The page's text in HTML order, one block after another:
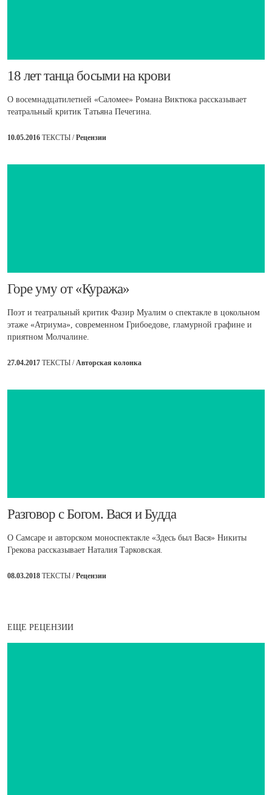
​18 лет танца босыми на крови
О восемнадцатилетней «Саломее» Романа Виктюка рассказывает
театральный критик Татьяна Печегина.
10.05.2016 ТЕКСТЫ /Рецензии
​Горе уму от «Куража»
Поэт и театральный критик Фазир Муалим о спектакле в цокольном
этаже «Атриума», современном Грибоедове, гламурной графине и
приятном Молчалине.
27.04.2017 ТЕКСТЫ / Авторская колонка
​Разговор с Богом. Вася и Будда
О Самсаре и авторском моноспектакле «Здесь был Вася» Никиты
Грекова рассказывает Наталия Тарковская.
08.03.2018 ТЕКСТЫ /Рецензии
ЕЩЕ РЕЦЕНЗИИ